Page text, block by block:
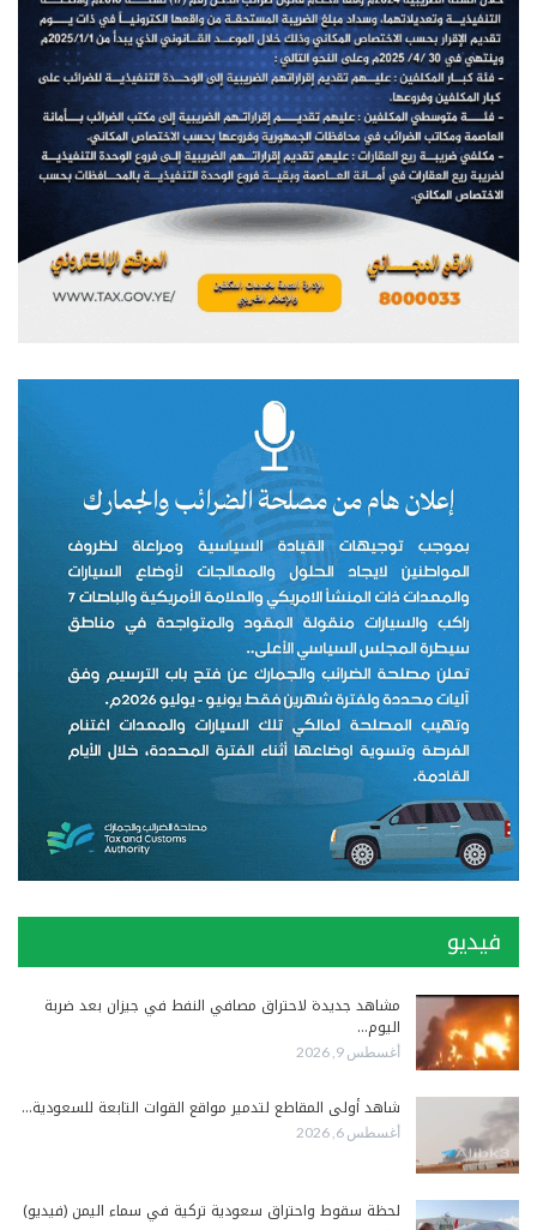
فيديو
مشاهد جديدة لاحتراق مصافي النفط في جيزان بعد ضربة
اليوم…
أغسطس 9, 2026
شاهد أولى المقاطع لتدمير مواقع القوات التابعة للسعودية…
أغسطس 6, 2026
لحظة سقوط واحتراق سعودية تركية في سماء اليمن (فيديو)